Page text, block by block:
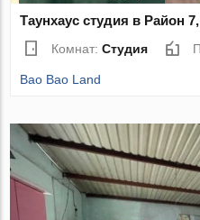
Таунхаус студия в Район
Комнат:Студия
Bao Bao Land